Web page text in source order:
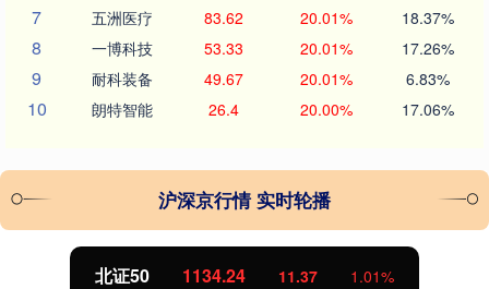
7 五洲医疗 83.62 20.01% 18.37%
8 一博科技 53.33 20.01% 17.26%
9 耐科装备 49.67 20.01% 6.83%
10 朗特智能 26.4 20.00% 17.06%
沪深京行情 实时轮播
北证50 1134.24 11.37 1.01%